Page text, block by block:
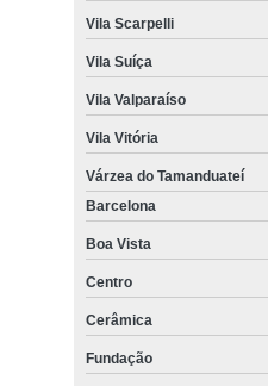
Vila Scarpelli
Vila Suíça
Vila Valparaíso
Vila Vitória
Várzea do Tamanduateí
Barcelona
Boa Vista
Centro
Cerâmica
Fundação